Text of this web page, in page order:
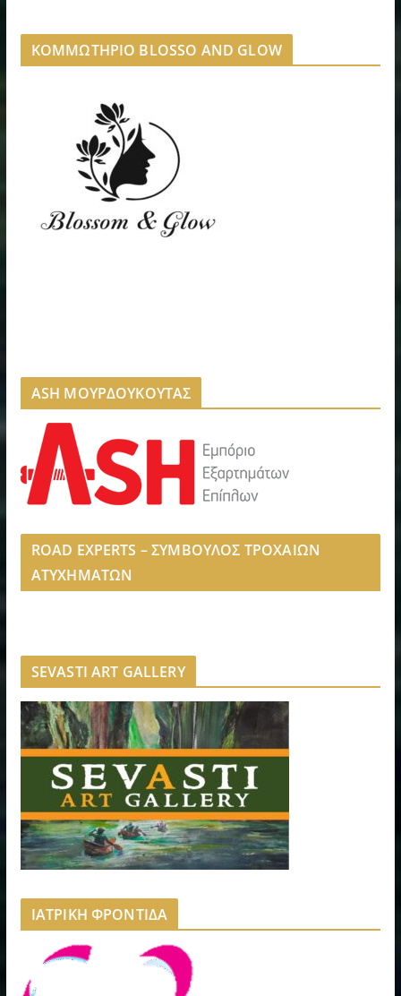
ΚΟΜΜΩΤΗΡΙΟ BLOSSO AND GLOW
ASH ΜΟΥΡΔΟΥΚΟΥΤΑΣ
ROAD EXPERTS – ΣΥΜΒΟΥΛΟΣ ΤΡΟΧΑΙΩΝ
ΑΤΥΧΗΜΑΤΩΝ
SEVASTI ART GALLERY
ΙΑΤΡΙΚΗ ΦΡΟΝΤΙΔΑ